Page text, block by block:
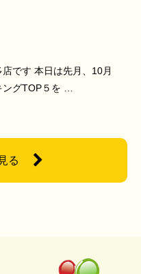
です 本日は先月、10月
グTOP５を …
る